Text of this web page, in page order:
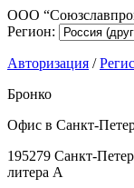
ООО
Регион:
Авторизация /
Бронко
Офис в Санкт-
195279 Санкт-
литера А